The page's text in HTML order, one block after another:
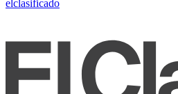
elclasificado